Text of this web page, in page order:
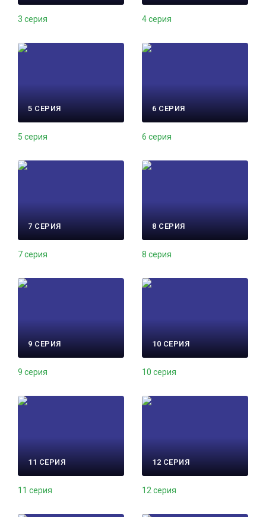
3 серия 4 серия
5 СЕРИЯ
5 серия
6 СЕРИЯ
6 серия
7 СЕРИЯ
7 серия
8 СЕРИЯ
8 серия
9 СЕРИЯ
9 серия
10 СЕРИЯ
10 серия
11 СЕРИЯ
11 серия
12 СЕРИЯ
12 серия